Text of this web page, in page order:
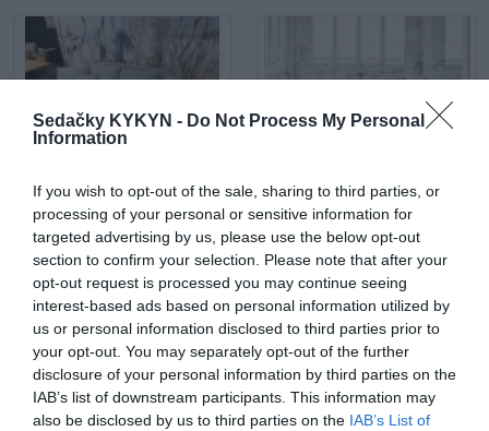
Sedačky KYKYN - Do Not Process My Personal
Information
If you wish to opt-out of the sale, sharing to third parties, or
processing of your personal or sensitive information for
targeted advertising by us, please use the below opt-out
section to confirm your selection. Please note that after your
opt-out request is processed you may continue seeing
interest-based ads based on personal information utilized by
us or personal information disclosed to third parties prior to
your opt-out. You may separately opt-out of the further
disclosure of your personal information by third parties on the
IAB’s list of downstream participants. This information may
also be disclosed by us to third parties on the IAB’s List of
Maui mega 2 sed
Látková rohová sedačka Be
true
Be comfy v koži
Látková rohová sedačka